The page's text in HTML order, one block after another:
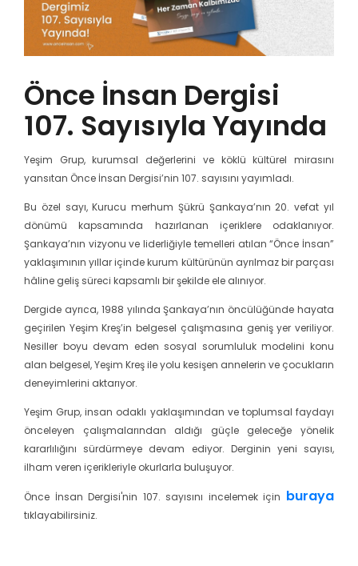
Önce İnsan Dergisi
107. Sayısıyla Yayında
Yeşim Grup, kurumsal değerlerini ve köklü kültürel mirasını
yansıtan Önce İnsan Dergisi’nin 107. sayısını yayımladı.
Bu özel sayı, Kurucu merhum Şükrü Şankaya’nın 20. vefat yıl
dönümü kapsamında hazırlanan içeriklere odaklanıyor.
Şankaya’nın vizyonu ve liderliğiyle temelleri atılan “Önce İnsan”
yaklaşımının yıllar içinde kurum kültürünün ayrılmaz bir parçası
hâline geliş süreci kapsamlı bir şekilde ele alınıyor.
Dergide ayrıca, 1988 yılında Şankaya’nın öncülüğünde hayata
geçirilen Yeşim Kreş’in belgesel çalışmasına geniş yer veriliyor.
Nesiller boyu devam eden sosyal sorumluluk modelini konu
alan belgesel, Yeşim Kreş ile yolu kesişen annelerin ve çocukların
deneyimlerini aktarıyor.
Yeşim Grup, insan odaklı yaklaşımından ve toplumsal faydayı
önceleyen çalışmalarından aldığı güçle geleceğe yönelik
kararlılığını sürdürmeye devam ediyor. Derginin yeni sayısı,
ilham veren içerikleriyle okurlarla buluşuyor.
Önce İnsan Dergisi'nin 107. sayısını incelemek için buraya
tıklayabilirsiniz.